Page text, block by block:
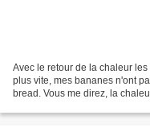
Avec le retour de la chaleur
plus vite, mes bananes n'ont
bread. Vous me direz, la